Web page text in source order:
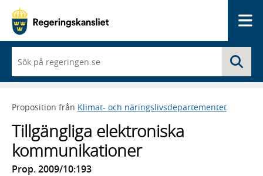
du
börjar
skriva
framträder
lista
med
sökförslag
Proposition från Klimat- och näringslivsdepartementet
Tillgängliga elektroniska
kommunikationer
Prop. 2009/10:193